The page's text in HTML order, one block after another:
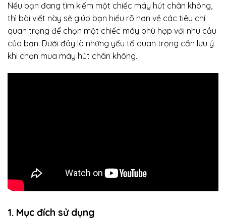
Nếu bạn đang tìm kiếm một chiếc máy hút chân không,
thì bài viết này sẽ giúp bạn hiểu rõ hơn về các tiêu chí
quan trọng để chọn một chiếc máy phù hợp với nhu cầu
của bạn. Dưới đây là những yếu tố quan trọng cần lưu ý
khi chọn mua máy hút chân không.
1. Mục đích sử dụng